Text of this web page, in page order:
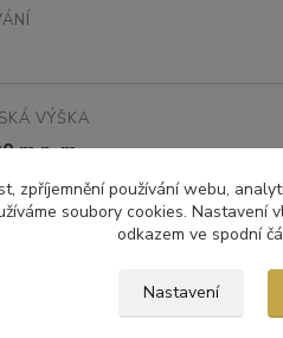
VÝŠKA
m n. m.
zpříjemnění používání webu,
soubory cookies.
odkazem ve spodní
Nastavení